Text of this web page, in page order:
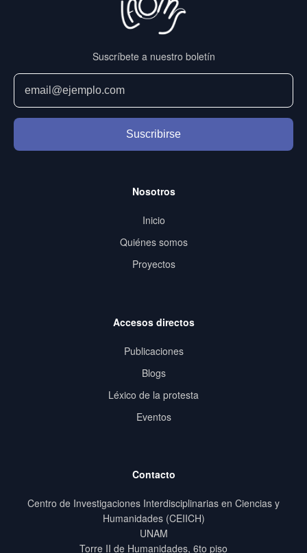
Suscríbete a nuestro boletín
Suscribirse
Nosotros
Inicio
Quiénes somos
Proyectos
Accesos directos
Publicaciones
Blogs
Léxico de la protesta
Eventos
Contacto
Centro de Investigaciones Interdisciplinarias en Ciencias y
Humanidades (CEIICH)
UNAM
Torre II de Humanidades, 6to piso